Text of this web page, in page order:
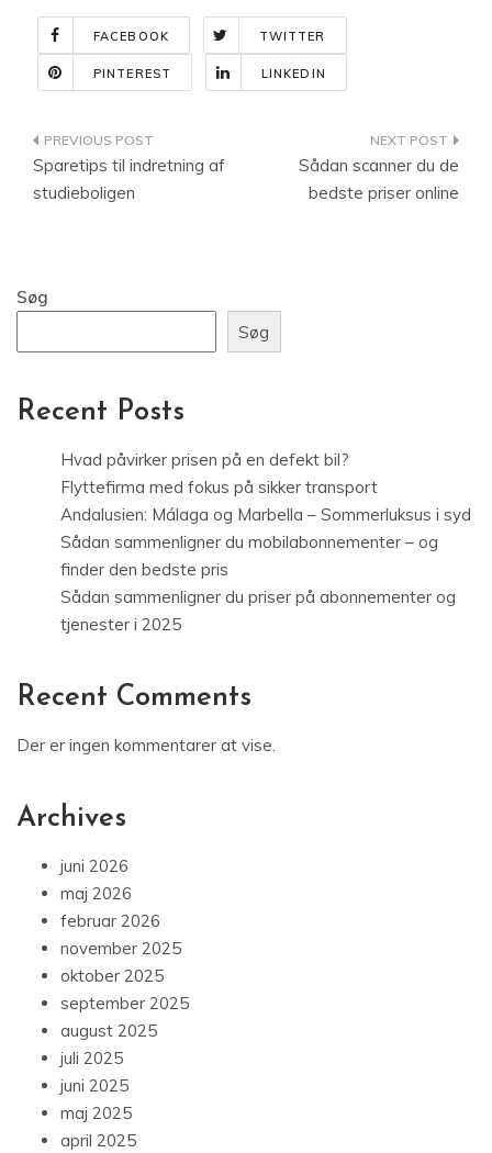
FACEBOOK TWITTER
PINTEREST LINKEDIN
Indlægsnavigation
Sparetips til indretning af
studieboligen
Sådan scanner du de
bedste priser online
Søg
Søg
Recent Posts
Hvad påvirker prisen på en defekt bil?
Flyttefirma med fokus på sikker transport
Andalusien: Málaga og Marbella – Sommerluksus i syd
Sådan sammenligner du mobilabonnementer – og
finder den bedste pris
Sådan sammenligner du priser på abonnementer og
tjenester i 2025
Recent Comments
Der er ingen kommentarer at vise.
Archives
juni 2026
maj 2026
februar 2026
november 2025
oktober 2025
september 2025
august 2025
juli 2025
juni 2025
maj 2025
april 2025